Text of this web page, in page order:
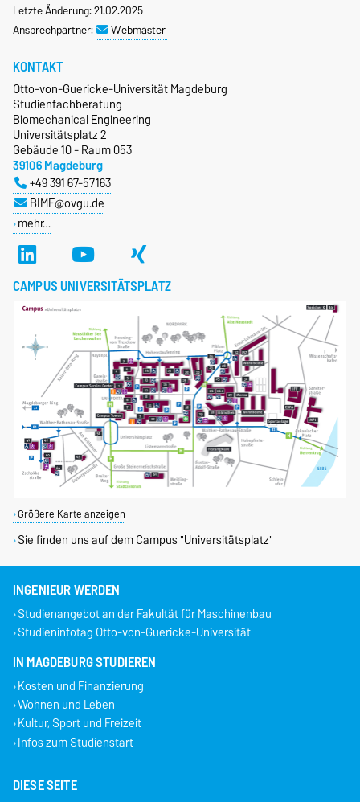
Letzte Änderung: 21.02.2025
Ansprechpartner:
Webmaster
KONTAKT
Otto-von-Guericke-Universität Magdeburg
Studienfachberatung
Biomechanical Engineering
Universitätsplatz 2
Gebäude 10 - Raum 053
39106 Magdeburg
+49 391 67-57163
BIME@ovgu.de
mehr…
CAMPUS UNIVERSITÄTSPLATZ
Größere Karte anzeigen
Sie finden uns auf dem Campus "Universitätsplatz"
INGENIEUR WERDEN
Studienangebot an der Fakultät für Maschinenbau
Studieninfotag Otto-von-Guericke-Universität
IN MAGDEBURG STUDIEREN
Kosten und Finanzierung
Wohnen und Leben
Kultur, Sport und Freizeit
Infos zum Studienstart
DIESE SEITE